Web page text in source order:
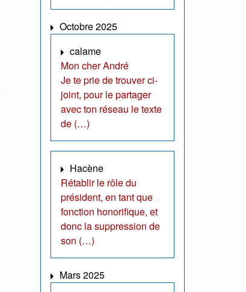
Octobre 2025
calame
Mon cher André
Je te prie de trouver ci-
joint, pour le partager
avec ton réseau le texte
de (…)
Hacène
Rétablir le rôle du
président, en tant que
fonction honorifique, et
donc la suppression de
son (…)
Mars 2025